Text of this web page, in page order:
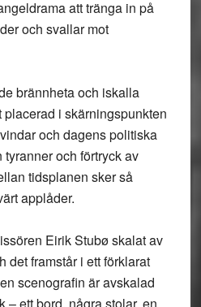
att tränga in på
och svallar mot
brännheta och iskalla
i skärningspunkten
och dagens politiska
och förtryck av
tidsplanen sker så
applåder.
Eirik Stubø skalat av
det framstår i ett förklarat
scenografin är avskalad